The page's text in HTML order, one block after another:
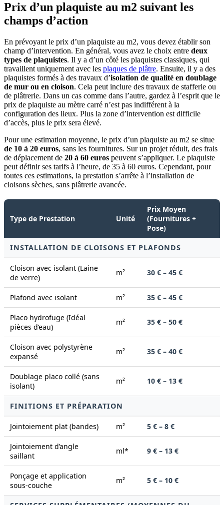
Prix d’un plaquiste au m2 suivant les
champs d’action
En prévoyant le prix d’un plaquiste au m2, vous devez établir son
champ d’intervention. En général, vous avez le choix entre deux
types de plaquistes. Il y a d’un côté les plaquistes classiques, qui
travaillent uniquement avec les plaques de plâtre. Ensuite, il y a des
plaquistes formés à des travaux d’isolation de qualité en doublage
de mur ou en cloison. Cela peut inclure des travaux de stafferie ou
de plâtrerie. Dans un cas comme dans l’autre, gardez à l’esprit que le
prix de plaquiste au mètre carré n’est pas indifférent à la
configuration des lieux. Plus la zone d’intervention est difficile
d’accès, plus le prix sera élevé.
Pour une estimation moyenne, le prix d’un plaquiste au m2 se situe
de 10 à 20 euros, sans les fournitures. Sur un projet réduit, des frais
de déplacement de 20 à 60 euros peuvent s’appliquer. Le plaquiste
peut définir ses tarifs à l’heure, de 35 à 60 euros. Cependant, pour
toutes ces estimations, la prestation s’arrête à l’installation de
cloisons sèches, sans plâtrerie avancée.
Type de Prestation Unité
Prix Moyen
(Fournitures +
Pose)
INSTALLATION DE CLOISONS ET PLAFONDS
Cloison avec isolant (Laine
de verre)
m² 30 € – 45 €
Plafond avec isolant m² 35 € – 45 €
Placo hydrofuge (Idéal
pièces d’eau)
m² 35 € – 50 €
Cloison avec polystyrène
expansé
m² 35 € – 40 €
Doublage placo collé (sans
isolant)
m² 10 € – 13 €
FINITIONS ET PRÉPARATION
Jointoiement plat (bandes) m² 5 € – 8 €
Jointoiement d’angle
saillant
ml* 9 € – 13 €
Ponçage et application
sous-couche
m² 5 € – 10 €